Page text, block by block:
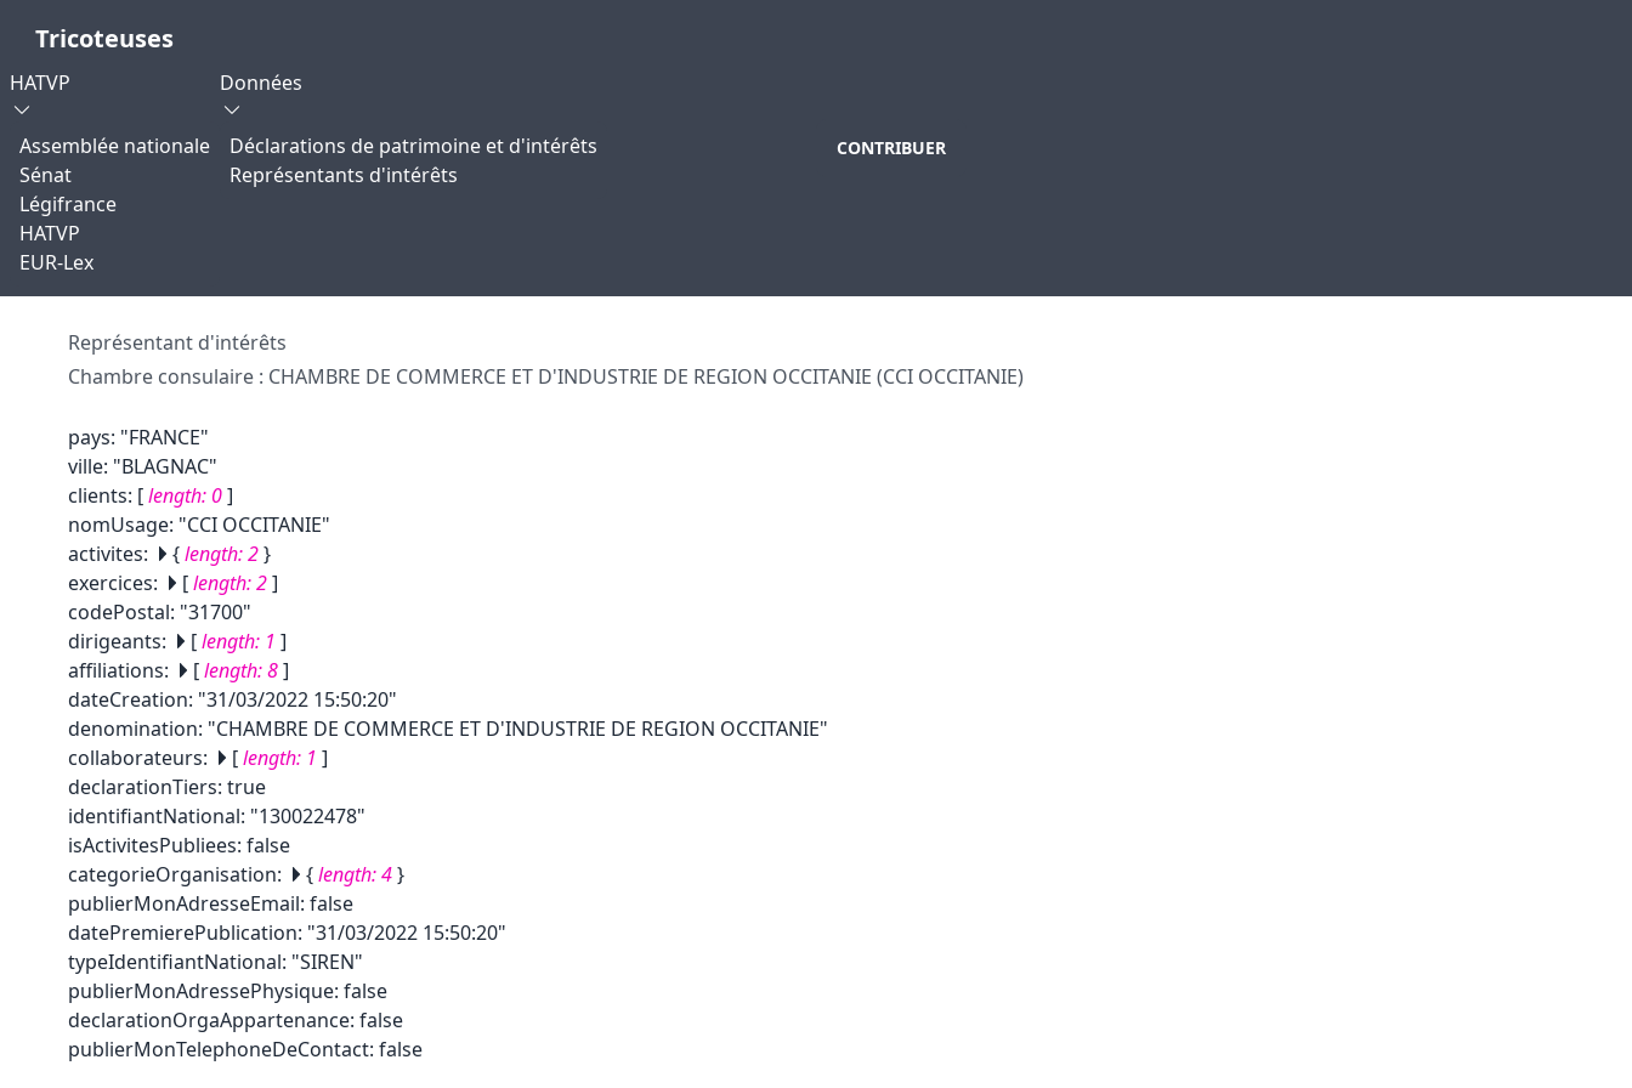
Tricoteuses
HATVP
Assemblée nationale
Sénat
Légifrance
HATVP
EUR-Lex
Données
Déclarations de patrimoine et d'intérêts
Représentants d'intérêts
CONTRIBUER
Représentant d'intérêts
Chambre consulaire : CHAMBRE DE COMMERCE ET D'INDUSTRIE DE REGION OCCITANIE (CCI OCCITANIE)
pays: "FRANCE"
ville: "BLAGNAC"
clients: [length: 0]
nomUsage: "CCI OCCITANIE"
activites: {length:2}
exercices: [length:2]
codePostal: "31700"
dirigeants: [length: 1 ]
affiliations: [length:8]
dateCreation: "31/03/2022 15:50:20"
denomination: "CHAMBRE DE COMMERCE ET D'INDUSTRIE DE REGION OCCITANIE"
collaborateurs: [length: 1 ]
declarationTiers: true
identifiantNational: "130022478"
isActivitesPubliees: false
categorieOrganisation: {length:4}
publierMonAdresseEmail: false
datePremierePublication: "31/03/2022 15:50:20"
typeIdentifiantNational: "SIREN"
publierMonAdressePhysique: false
declarationOrgaAppartenance: false
publierMonTelephoneDeContact: false